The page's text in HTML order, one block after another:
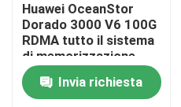
Huawei OceanStor
Dorado 3000 V6 100G
RDMA tutto il sistema
di memorizzazione
istantaneo
Invia richiesta